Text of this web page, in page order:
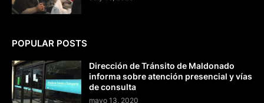
POPULAR POSTS
Dirección de Tránsito de Maldonado
informa sobre atención presencial y vías
de consulta
mayo 13, 2020